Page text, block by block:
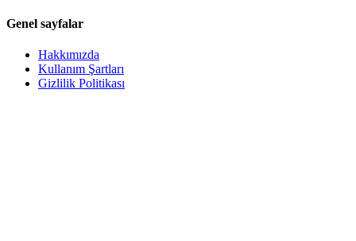
Genel sayfalar
Hakkımızda
Kullanım Şartları
Gizlilik Politikası